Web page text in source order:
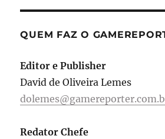
QUEM FAZ O
Editor e Publisher
David de Oliveira Lemes
Redator Chefe